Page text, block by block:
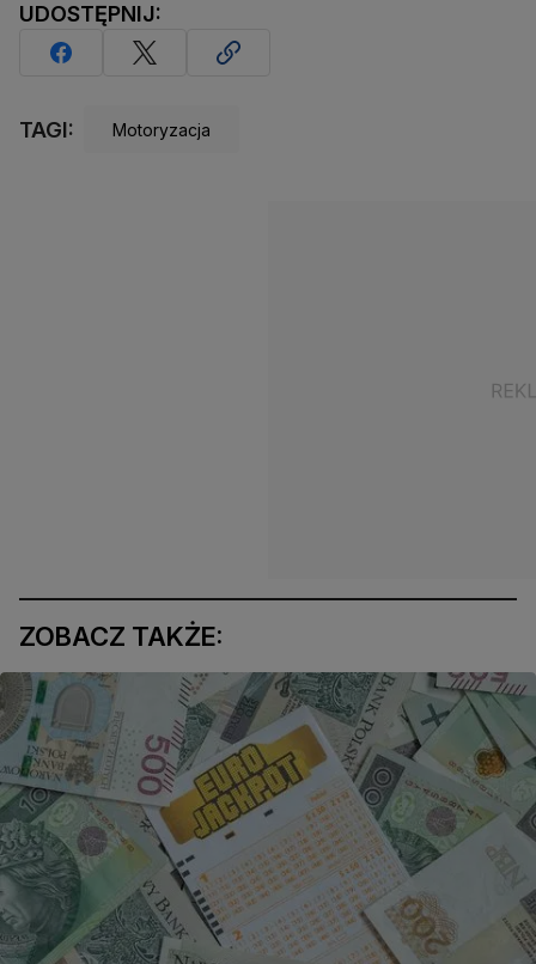
UDOSTĘPNIJ:
TAGI: Motoryzacja
ZOBACZ TAKŻE: